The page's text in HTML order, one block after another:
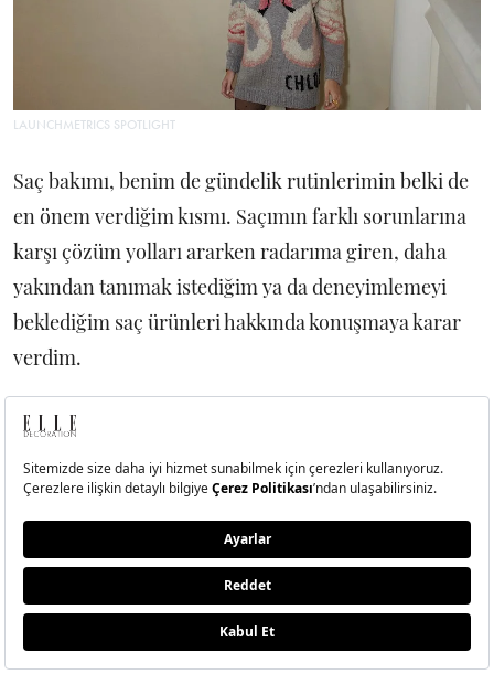
LAUNCHMETRICS SPOTLIGHT
Saç bakımı, benim de gündelik rutinlerimin belki de
en önem verdiğim kısmı. Saçımın farklı sorunlarına
karşı çözüm yolları ararken radarıma giren, daha
yakından tanımak istediğim ya da deneyimlemeyi
beklediğim saç ürünleri hakkında konuşmaya karar
verdim.
Saç yapısının herkeste farklı olmasından ziyade
altını çizerek, rutinime eklemeyi düşündüğüm saç
ürünlerini anlatıyorum.